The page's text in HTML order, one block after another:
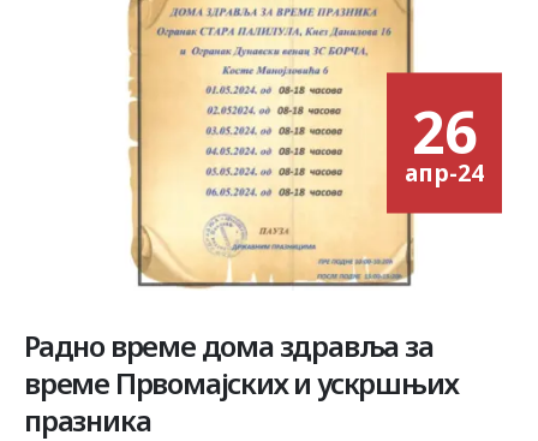
26
апр-24
Радно време дома здравља за
време Првомајских и ускршњих
празника